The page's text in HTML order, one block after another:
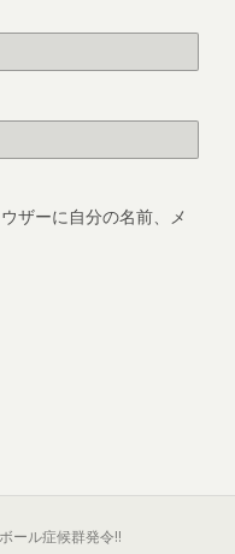
ザーに自分の名前、メ
ール症候群発令!!